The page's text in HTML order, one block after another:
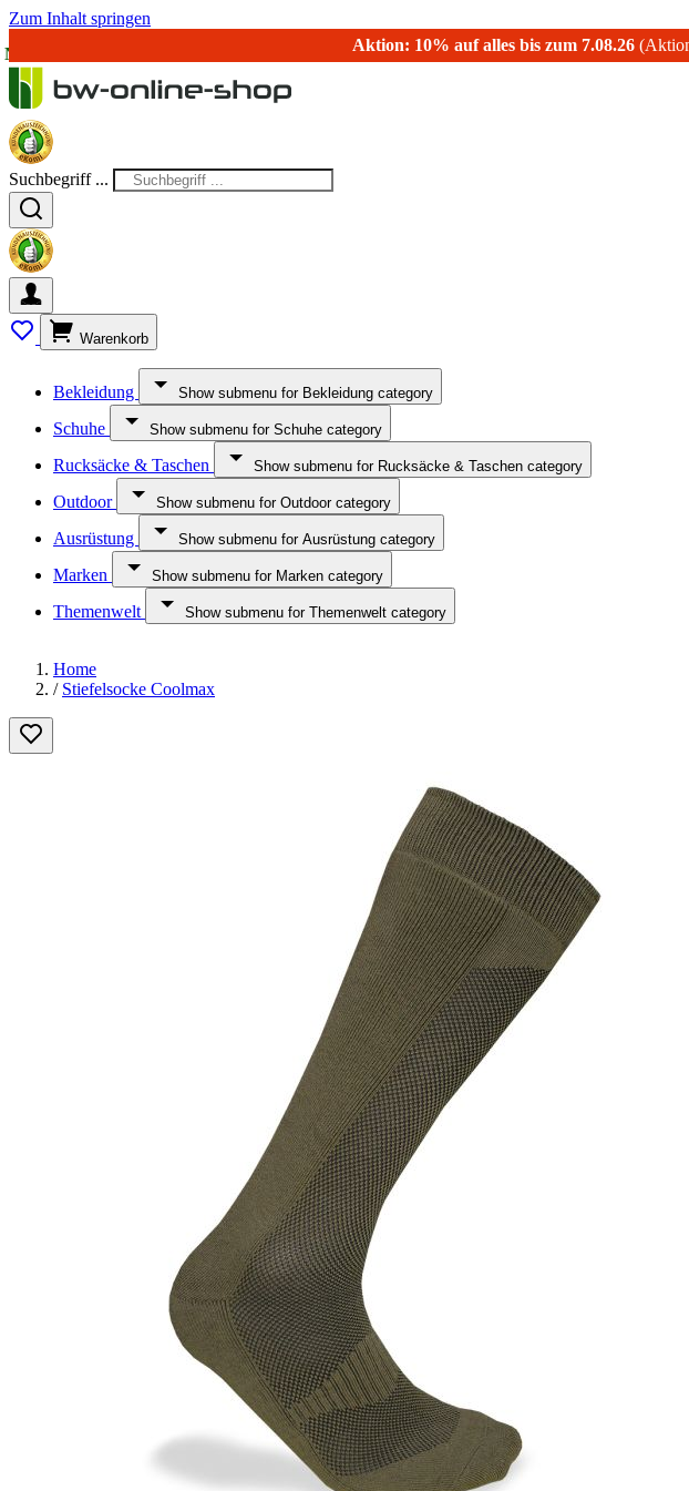
Zum Inhalt springen
Aktion: 10% auf alles bis zum 7.08.26(Aktion
Suchbegriff ...
Warenkorb
Bekleidung Show submenu for Bekleidung category
Schuhe Show submenu for Schuhe category
Rucksäcke & Taschen Show submenu for Rucksäcke & Taschen category
Outdoor Show submenu for Outdoor category
Ausrüstung Show submenu for Ausrüstung category
Marken Show submenu for Marken category
Themenwelt Show submenu for Themenwelt category
Home
/ Stiefelsocke Coolmax
NEU!